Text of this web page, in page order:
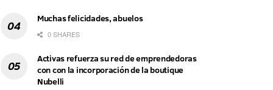
Muchas felicidades, abuelos
0 SHARES
Activas refuerza su red de emprendedoras
con con la incorporación de la boutique
Nubelli